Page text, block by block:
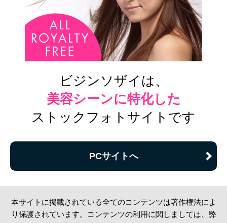
ビジンソザイは、
美容シーンに特化した
ストックフォトサイトです
PCサイトへ
本サイトに掲載されている全てのコンテンツは著作権法によ
り保護されています。コンテンツの利用に関しましては、弊